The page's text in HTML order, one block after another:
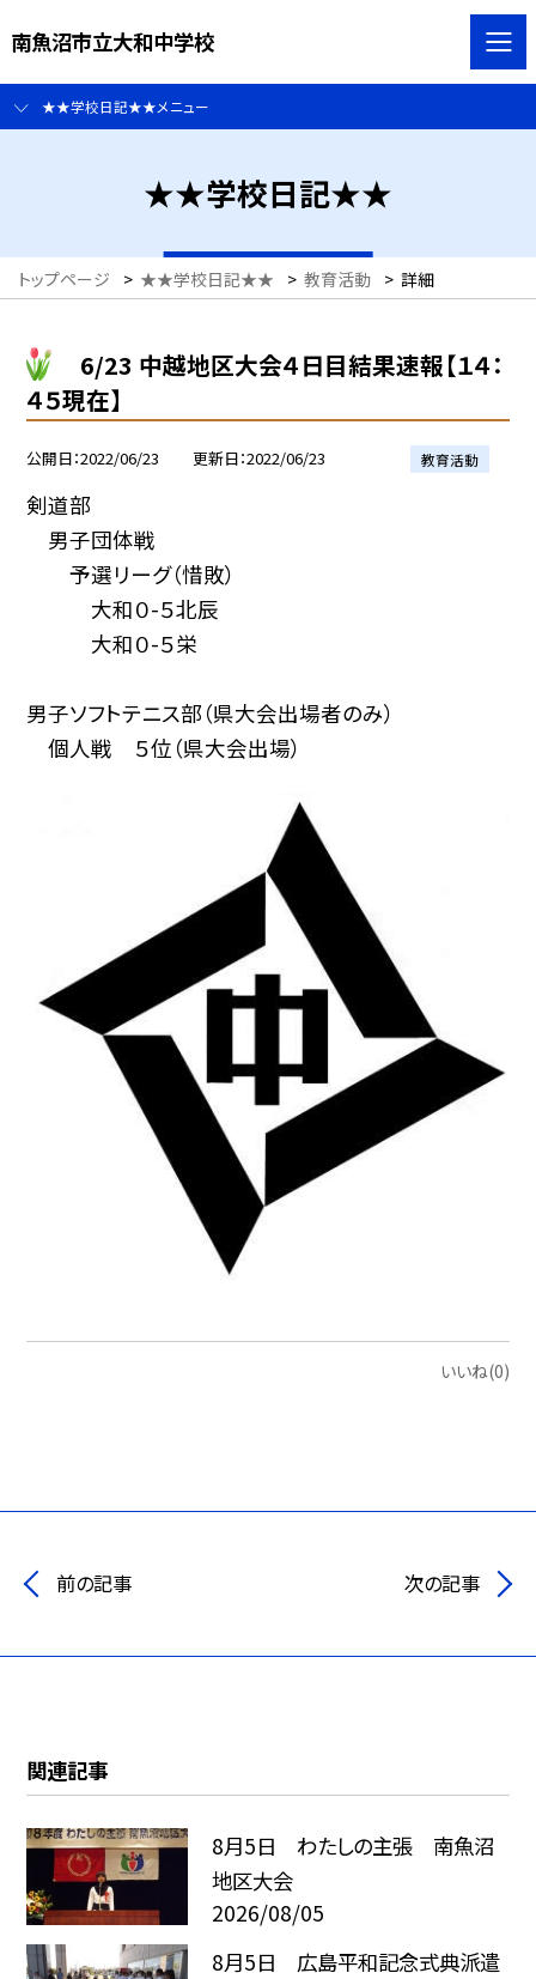
南魚沼市立大和中学校
★★学校日記★★メニュー
★★学校日記★★
トップページ > ★★学校日記★★ > 教育活動 > 詳細
6/23 中越地区大会４日目結果速報【１４：
４５現在】
公開日 2022/06/23 更新日 2022/06/23 教育活動
剣道部
男子団体戦
予選リーグ（惜敗）
大和０-５北辰
大和０-５栄
男子ソフトテニス部（県大会出場者のみ）
個人戦 ５位（県大会出場）
いいね(0)
前の記事 次の記事
関連記事
8月5日 わたしの主張 南魚沼
地区大会
2026/08/05
8月5日 広島平和記念式典派遣